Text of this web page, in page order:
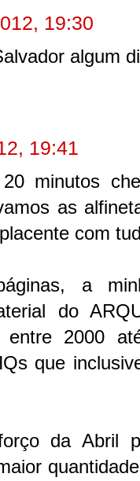
19:30
algum
19:41
minutos
as
com
a
do
2000
que
da Abril